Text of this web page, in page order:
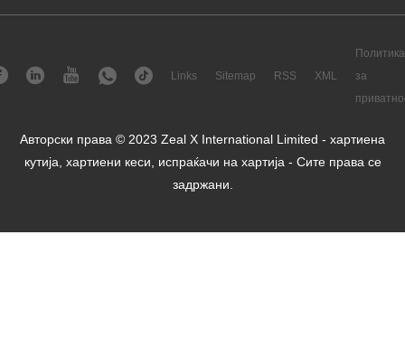
Links Sitemap RSS XML
Политика
за
Авторски права © 2023 Zeal X International Limited - хартиена
кутија, хартиени кеси, испраќачи на хартија - Сите права се
задржани.